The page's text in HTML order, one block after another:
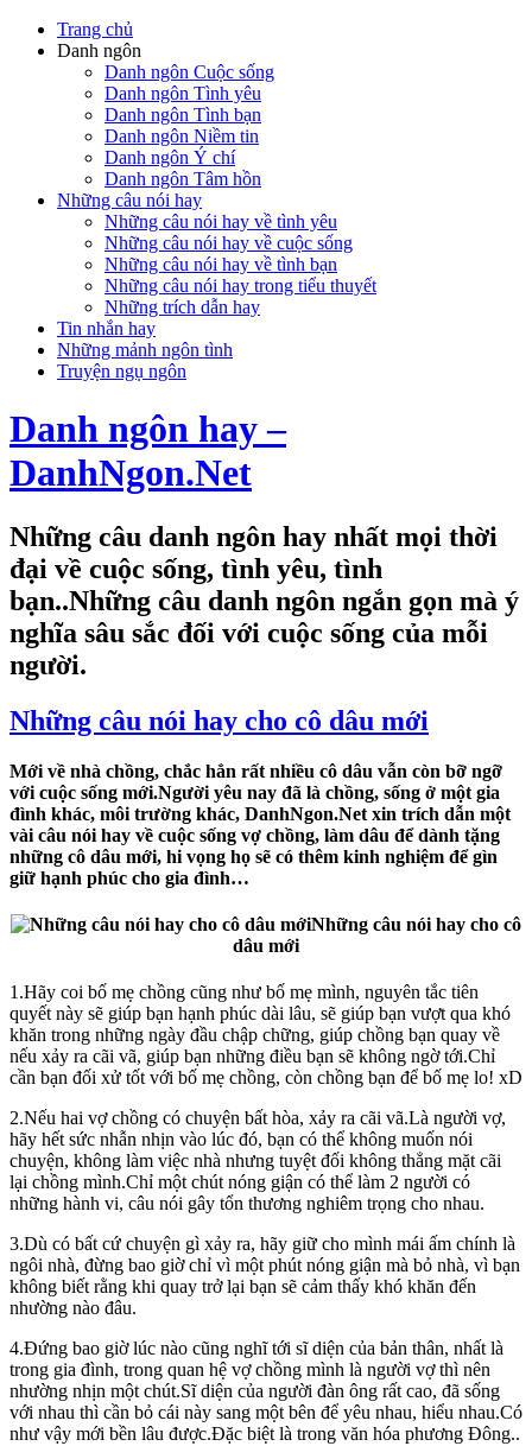
Trang chủ
Danh ngôn
Danh ngôn Cuộc sống
Danh ngôn Tình yêu
Danh ngôn Tình bạn
Danh ngôn Niềm tin
Danh ngôn Ý chí
Danh ngôn Tâm hồn
Những câu nói hay
Những câu nói hay về tình yêu
Những câu nói hay về cuộc sống
Những câu nói hay về tình bạn
Những câu nói hay trong tiểu thuyết
Những trích dẫn hay
Tin nhắn hay
Những mảnh ngôn tình
Truyện ngụ ngôn
Danh ngôn hay –
DanhNgon.Net
Những câu danh ngôn hay nhất mọi thời
đại về cuộc sống, tình yêu, tình
bạn..Những câu danh ngôn ngắn gọn mà ý
nghĩa sâu sắc đối với cuộc sống của mỗi
người.
Những câu nói hay cho cô dâu mới
Mới về nhà chồng, chắc hẳn rất nhiều cô dâu vẫn còn bỡ ngỡ
với cuộc sống mới.Người yêu nay đã là chồng, sống ở một gia
đình khác, môi trường khác, DanhNgon.Net xin trích dẫn một
vài câu nói hay về cuộc sống vợ chồng, làm dâu để dành tặng
những cô dâu mới, hi vọng họ sẽ có thêm kinh nghiệm để gìn
giữ hạnh phúc cho gia đình…
Những câu nói hay cho cô
dâu mới
1.Hãy coi bố mẹ chồng cũng như bố mẹ mình, nguyên tắc tiên
quyết này sẽ giúp bạn hạnh phúc dài lâu, sẽ giúp bạn vượt qua khó
khăn trong những ngày đầu chập chững, giúp chồng bạn quay về
nếu xảy ra cãi vã, giúp bạn những điều bạn sẽ không ngờ tới.Chỉ
cần bạn đối xử tốt với bố mẹ chồng, còn chồng bạn để bố mẹ lo! xD
2.Nếu hai vợ chồng có chuyện bất hòa, xảy ra cãi vã.Là người vợ,
hãy hết sức nhẫn nhịn vào lúc đó, bạn có thể không muốn nói
chuyện, không làm việc nhà nhưng tuyệt đối không thẳng mặt cãi
lại chồng mình.Chỉ một chút nóng giận có thể làm 2 người có
những hành vi, câu nói gây tổn thương nghiêm trọng cho nhau.
3.Dù có bất cứ chuyện gì xảy ra, hãy giữ cho mình mái ấm chính là
ngôi nhà, đừng bao giờ chỉ vì một phút nóng giận mà bỏ nhà, vì bạn
không biết rằng khi quay trở lại bạn sẽ cảm thấy khó khăn đến
nhường nào đâu.
4.Đứng bao giờ lúc nào cũng nghĩ tới sĩ diện của bản thân, nhất là
trong gia đình, trong quan hệ vợ chồng mình là người vợ thì nên
nhường nhịn một chút.Sĩ diện của người đàn ông rất cao, đã sống
với nhau thì cần bỏ cái này sang một bên để yêu nhau, hiểu nhau.Có
như vậy mới bền lâu được.Đặc biệt là trong văn hóa phương Đông..